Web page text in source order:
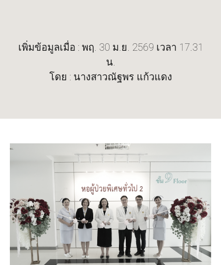
เพิ่มข้อมูลเมื่อ : พฤ. 30 ม.ย. 2569 เวลา 17.31
น.
โดย : นางสาวณัฐพร แก้วแดง